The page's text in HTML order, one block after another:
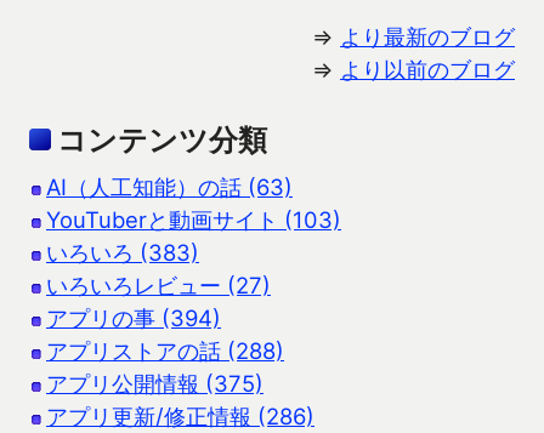
⇒ より最新のブログ
⇒ より以前のブログ
コンテンツ分類
AI（人工知能）の話 (63)
YouTuberと動画サイト (103)
いろいろ (383)
いろいろレビュー (27)
アプリの事 (394)
アプリストアの話 (288)
アプリ公開情報 (375)
アプリ更新/修正情報 (286)